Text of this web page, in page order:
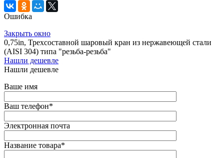
Ошибка
Закрыть окно
0,75in, Трехсоставной шаровый кран из нержавеющей стали
(AISI 304) типа "резьба-резьба"
Нашли дешевле
Нашли дешевле
Ваше имя
Ваш телефон*
Электронная почта
Название товара*